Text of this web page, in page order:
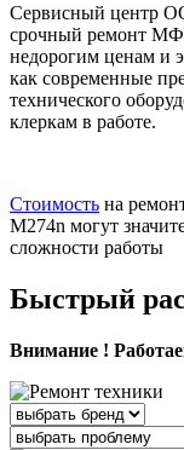
Сервисный центр
срочный ремонт
недорогим ценам и
как современные
технического
клеркам в работе.
Стоимость на
M274n могут
сложности работы
Быстрый
Внимание !